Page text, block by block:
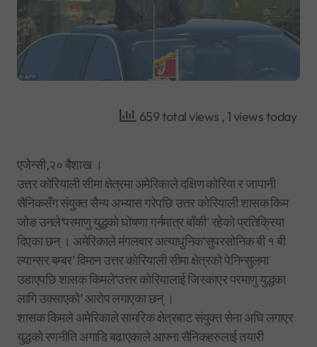
659 total views , 1 views today
एजेन्सी,२० बैशाख ।
उत्तर कोरियाली सीमा क्षेत्रमा अमेरिकाले दक्षिण कोरिया र जापानी
सैनिकसँग संयुक्त सैन्य अभ्यास गरेपछि उत्तर कोरियाली शासक किम
जोङ उनले‘परमाणु युद्धको घोषणा गर्नमात्र बाँकी’ रहेको प्रतिक्रिया
दिएका छन् । अमेरिकाले मंगलबार अत्याधुनिक‘सुपरसोनिक बी १ बी
ल्यान्सर बम्बर’ विमान उत्तर कोरियाली सीमा क्षेत्रको पेनिन्सुलमा
उडाएपछि शासक किमले‘उत्तर कोरियालाई जिस्काएर परमाणु युद्धका
लागि उक्साएको’ आरोप लगाएका छन् ।
शासक किमले अमेरिकाले सामरिक क्षेत्रबाट संयुक्त सेना अघि लगाएर
युद्धको रणनीति अगाडि बढाएकाले आफ्ना सैनिकहरुलाई तयारी